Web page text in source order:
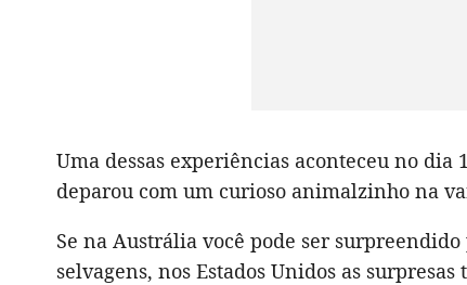
Uma dessas experiências aconteceu no dia
deparou com um curioso animalzinho na
Se na Austrália você pode ser
selvagens, nos Estados Unidos as